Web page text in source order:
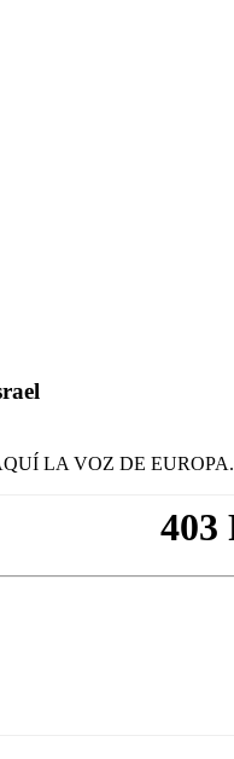
AQUÍ LA VOZ DE EUROPA.